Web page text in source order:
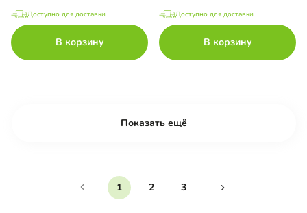
Доступно для доставки
В корзину
Доступно для доставки
В корзину
Показать ещё
1 2 3